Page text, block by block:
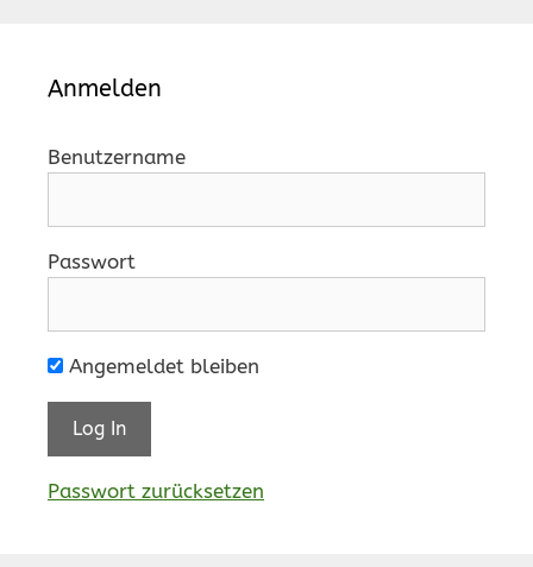
Anmelden
Benutzername
Passwort
Angemeldet bleiben
Passwort zurücksetzen